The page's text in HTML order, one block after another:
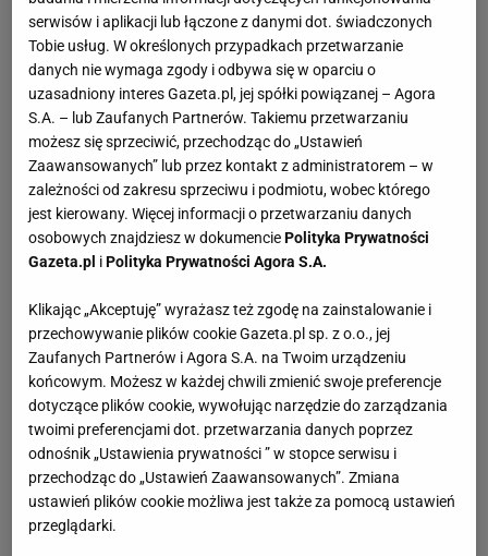
serwisów i aplikacji lub łączone z danymi dot. świadczonych
Tobie usług. W określonych przypadkach przetwarzanie
danych nie wymaga zgody i odbywa się w oparciu o
uzasadniony interes Gazeta.pl, jej spółki powiązanej – Agora
S.A. – lub Zaufanych Partnerów. Takiemu przetwarzaniu
możesz się sprzeciwić, przechodząc do „Ustawień
Zaawansowanych” lub przez kontakt z administratorem – w
zależności od zakresu sprzeciwu i podmiotu, wobec którego
jest kierowany. Więcej informacji o przetwarzaniu danych
osobowych znajdziesz w dokumenciePolityka Prywatności
Gazeta.pl iPolityka Prywatności Agora S.A.
Klikając „Akceptuję” wyrażasz też zgodę na zainstalowanie i
przechowywanie plików cookie Gazeta.pl sp. z o.o., jej
Zaufanych Partnerów i Agora S.A. na Twoim urządzeniu
końcowym. Możesz w każdej chwili zmienić swoje preferencje
dotyczące plików cookie, wywołując narzędzie do zarządzania
twoimi preferencjami dot. przetwarzania danych poprzez
odnośnik „Ustawienia prywatności ” w stopce serwisu i
przechodząc do „Ustawień Zaawansowanych”. Zmiana
ustawień plików cookie możliwa jest także za pomocą ustawień
przeglądarki.